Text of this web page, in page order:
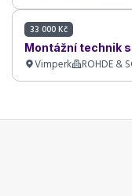
33 000 Kč
Montážní technik
Vimperk ROHDE &